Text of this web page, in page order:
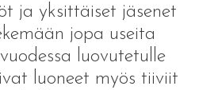
ja yksittäiset jäsenet
jopa useita
luovutetulle
luoneet myös tiiviit